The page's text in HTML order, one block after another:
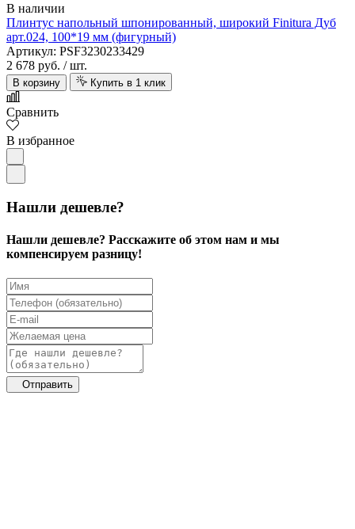
В наличии
Плинтус напольный шпонированный, широкий Finitura Дуб
арт.024, 100*19 мм (фигурный)
Артикул: PSF3230233429
2 678 руб. / шт.
В корзину Купить в 1 клик
Сравнить
В избранное
Нашли дешевле?
Нашли дешевле? Расскажите об этом нам и мы
компенсируем разницу!
Отправить